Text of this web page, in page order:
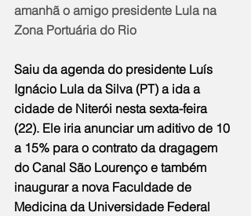
amanhã o amigo presidente Lula na
Zona Portuária do Rio
Saiu da agenda do presidente Luís
Ignácio Lula da Silva (PT) a ida a
cidade de Niterói nesta sexta-feira
(22). Ele iria anunciar um aditivo de 10
a 15% para o contrato da dragagem
do Canal São Lourenço e também
inaugurar a nova Faculdade de
Medicina da Universidade Federal